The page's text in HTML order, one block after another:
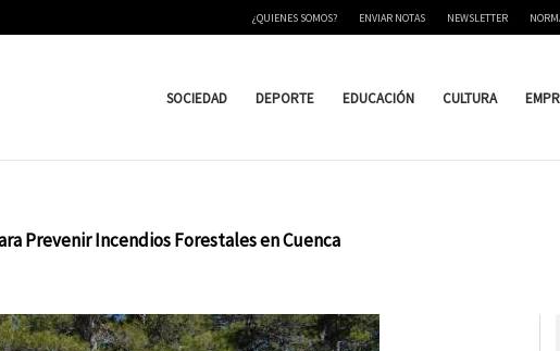
¿QUIENES SOMOS? ENVIAR NOTAS NEWSLETTER
SOCIEDAD DEPORTE EDUCACIÓN CULTURA
Prevenir Incendios Forestales en Cuenca